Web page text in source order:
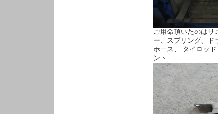
ご用命頂いたのはサ
ー、スプリング、ド
ホース、 タイロッ
ント